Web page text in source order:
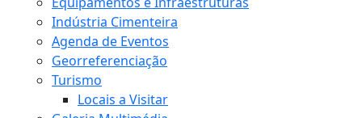
Indústria Cimenteira
Agenda de Eventos
Georreferenciação
Turismo
Locais a Visitar